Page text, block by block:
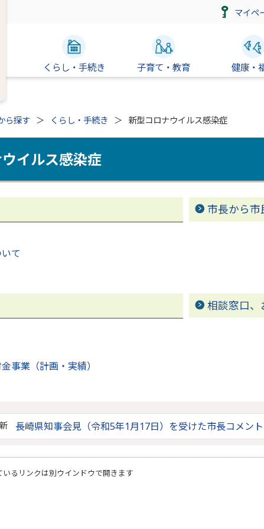
マイペ
くらし・手続き 子育て・教育 健康・
ら探す くらし・手続き 新型コロナウイルス感染症
イルス感染症
て
市長から市
事業（計画・実績）
相談窓口、
長崎県知事会見（令和5年1月17日）を受けた市長コメント
いるリンクは別ウインドウで開きます